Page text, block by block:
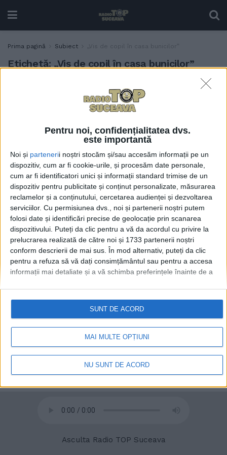
Pentru noi, confidențialitatea dvs.
este importantă
Noi și partenerii noștri stocăm și/sau accesăm informații pe un
dispozitiv, cum ar fi cookie-urile, și procesăm date personale,
cum ar fi identificatori unici și informații standard trimise de un
dispozitiv pentru publicitate și conținut personalizate, măsurarea
reclamelor și a conținutului, cercetarea audienței și dezvoltarea
serviciilor. Cu permisiunea dvs., noi și partenerii noștri putem
folosi date și identificări precise de geolocație prin scanarea
dispozitivului. Puteți da clic pentru a vă da acordul cu privire la
prelucrarea realizată de către noi și 1733 partenerii noștri
conform descrierii de mai sus. În mod alternativ, puteți da clic
pentru a refuza să vă dați consimțământul sau pentru a accesa
informații mai detaliate și a vă schimba preferințele înainte de a
retrageți consimțământul în orice moment, revenind la acest site
și făcând clic pe butonul "Confidențialitate" din partea de jos a
paginii web.
MAI MULTE OPȚIUNI
NU SUNT DE ACORD
SUNT DE ACORD
Prima pagină Subiect „Vis de copil în casa bunicilor”
Etichetă: „Vis de copil în casa bunicilor”
Vernisajul expoziției-
concurs „Vis de copil în casa
bunicilor”, la Hanul
2 IUNIE, 2022
© 2020 Radio TOP Suceava 104 FM
Asculta Radio TOP Suceava